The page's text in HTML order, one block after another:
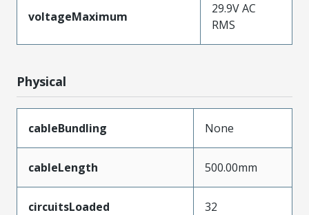
voltageMaximum
29.9V AC
RMS
Physical
cableBundling None
cableLength 500.00mm
circuitsLoaded 32